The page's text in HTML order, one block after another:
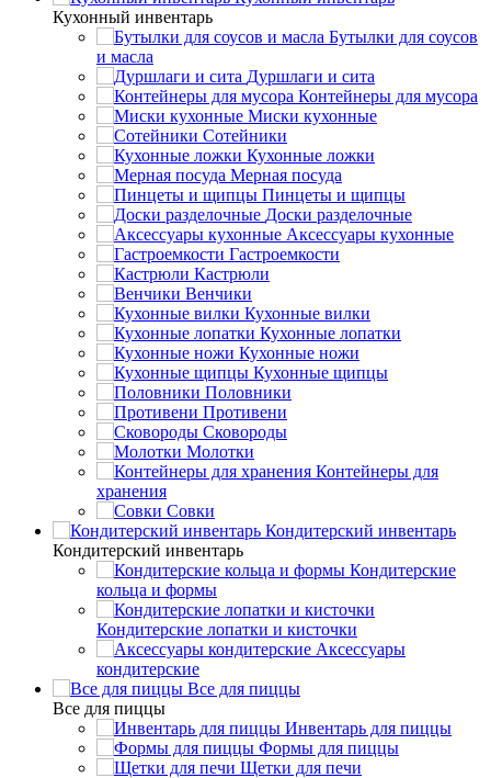
Кухонный инвентарь
Бутылки для соусов
и масла
Дуршлаги и сита
Контейнеры для мусора
Миски кухонные
Сотейники
Кухонные ложки
Мерная посуда
Пинцеты и щипцы
Доски разделочные
Аксессуары кухонные
Гастроемкости
Кастрюли
Венчики
Кухонные вилки
Кухонные лопатки
Кухонные ножи
Кухонные щипцы
Половники
Противени
Сковороды
Молотки
Контейнеры для
хранения
Совки
Кондитерский инвентарь
Кондитерский инвентарь
Кондитерские
кольца и формы
Кондитерские лопатки и кисточки
Аксессуары
кондитерские
Все для пиццы
Все для пиццы
Инвентарь для пиццы
Формы для пиццы
Щетки для печи